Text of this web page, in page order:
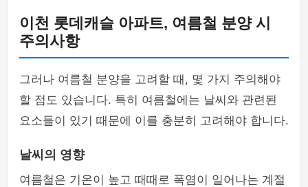
이천 롯데캐슬 아파트, 여름철 분양 시
주의사항
그러나 여름철 분양을 고려할 때, 몇 가지 주의해야
할 점도 있습니다. 특히 여름철에는 날씨와 관련된
요소들이 있기 때문에 이를 충분히 고려해야 합니다.
날씨의 영향
여름철은 기온이 높고 때때로 폭염이 일어나는 계절